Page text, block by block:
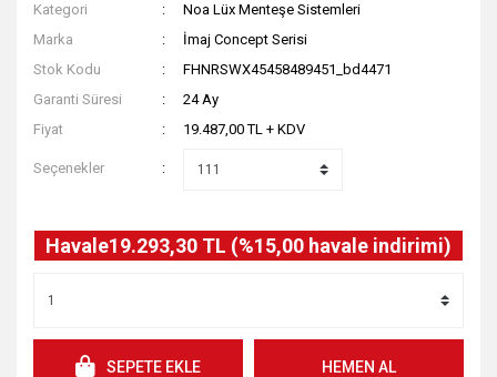
Kategori
Noa Lüx Menteşe Sistemleri
Marka
İmaj Concept Serisi
Stok Kodu
FHNRSWX45458489451_bd4471
Garanti Süresi
24 Ay
Fiyat
19.487,00 TL + KDV
Seçenekler
Havale19.293,30 TL (%15,00 havale indirimi)
SEPETE EKLE HEMEN AL